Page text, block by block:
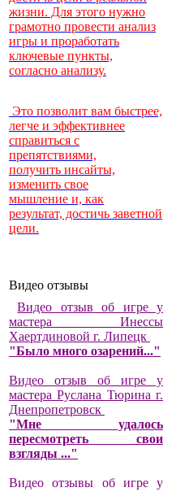
жизни. Для этого нужно
грамотно провести анализ
игры и проработать
ключевые пункты,
согласно анализу.
Это позволит вам быстрее,
легче и эффективнее
справиться с
препятствиями,
получить инсайты,
изменить свое
мышление и, как
результат, достичь заветной
цели.
Видео отзывы
Видео отзыв об игре у
мастера Инессы
Хаертдиновой г. Липецк
"Было много озарений..."
Видео отзыв об игре у
мастера Руслана Тюрина г.
Днепропетровск
"Мне удалось
пересмотреть свои
взгляды ..."
Видео отзывы об игре у